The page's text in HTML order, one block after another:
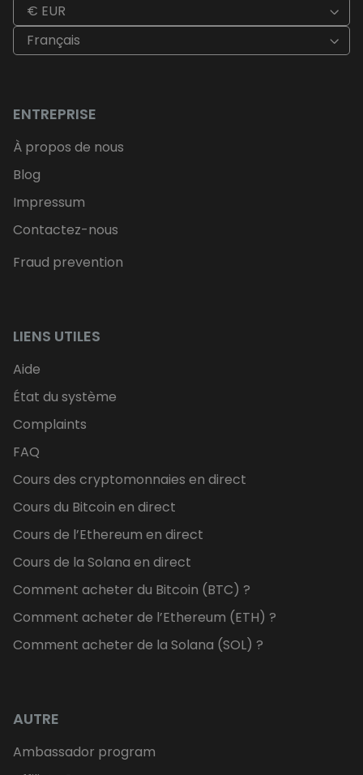
€ EUR
Français
ENTREPRISE
À propos de nous
Blog
Impressum
Contactez-nous
Fraud prevention
LIENS UTILES
Aide
État du système
Complaints
FAQ
Cours des cryptomonnaies en direct
Cours du Bitcoin en direct
Cours de l’Ethereum en direct
Cours de la Solana en direct
Comment acheter du Bitcoin (BTC) ?
Comment acheter de l’Ethereum (ETH) ?
Comment acheter de la Solana (SOL) ?
AUTRE
Ambassador program